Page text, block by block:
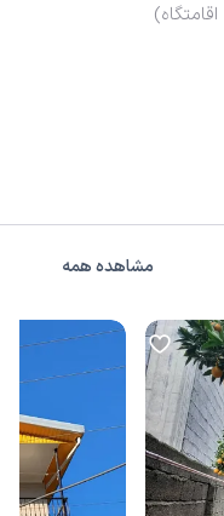
اقامتگاه)
مشاهده همه